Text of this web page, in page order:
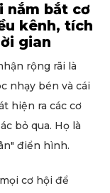
nắm bắt cơ
kênh, tích
gian
rộng rãi là
nhạy bén và cái
hiện ra các cơ
bỏ qua. Họ là
điển hình.
cơ hội để